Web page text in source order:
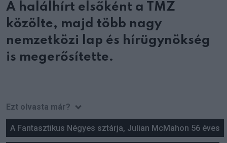
A halálhírt elsőként a TMZ
közölte, majd több nagy
nemzetközi lap és hírügynökség
is megerősítette.
Ezt olvasta már?
A Fantasztikus Négyes sztárja, Julian McMahon 56 éves